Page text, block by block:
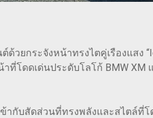
ยกระจังหน้าทรงไตคู่เรืองแสง
โดดเด่นประดับโลโก้ BMW XM
กับสัดส่วนที่ทรงพลังและสไตล์ที่